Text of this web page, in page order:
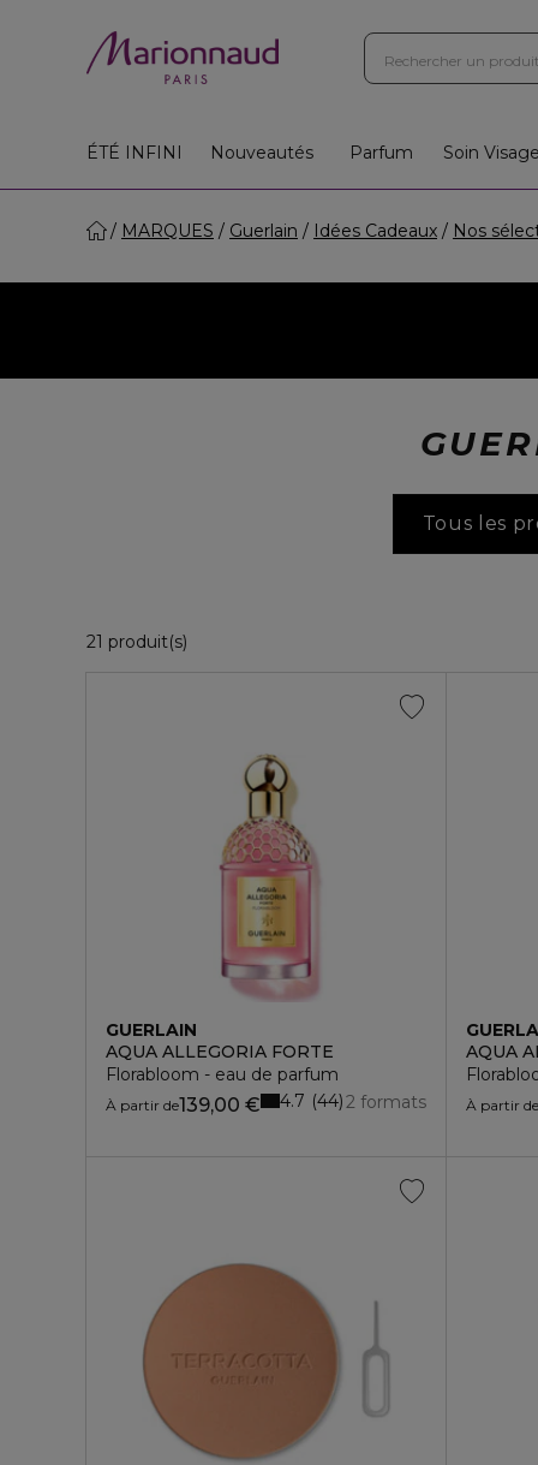
ÉTÉ INFINI Nouveautés Parfum Soin Visage
MARQUES Guerlain Idées Cadeaux Nos
Tous les
21 produit(s)
GUERLAIN
AQUA ALLEGORIA FORTE
Florabloom - eau de parfum
À partir de139,00 € 2 formats
4.7 44
AQUA
À partir